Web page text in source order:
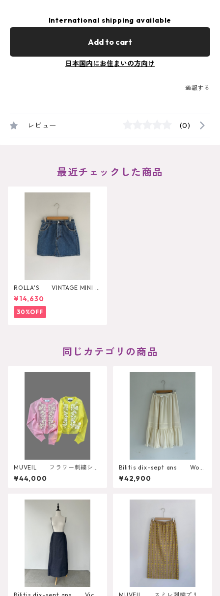
International shipping available
Add to cart
日本国内にお住まいの方向け
通報する
レビュー (0)
最近チェックした商品
ROLLA'S VINTAGE MINI D
AZZLER
¥14,630
30%OFF
同じカテゴリの商品
MUVEIL フラワー刺繍シア
ーカーディガン MA262KCD
001
¥44,000
Bilitis dix-sept ans Wool
Gauze Skirt 2912-925
¥42,900